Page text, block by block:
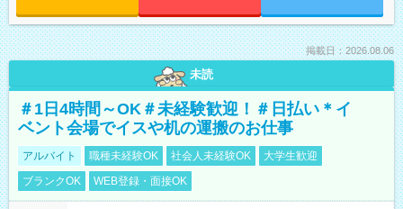
掲載日：2026.08.06
未読
＃1日4時間～OK＃未経験歓迎！＃日払い＊イ
ベント会場でイスや机の運搬のお仕事
アルバイト 職種未経験OK 社会人未経験OK
大学生歓迎
ブランクOK
WEB登録・面接OK